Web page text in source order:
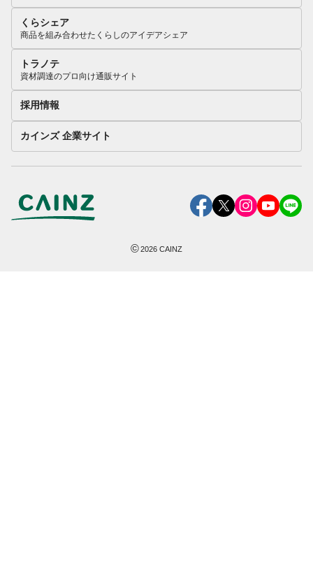
くらシェア
商品を組み合わせたくらしのアイデアシェア
トラノテ
資材調達のプロ向け通販サイト
採用情報
カインズ 企業サイト
©2026 CAINZ